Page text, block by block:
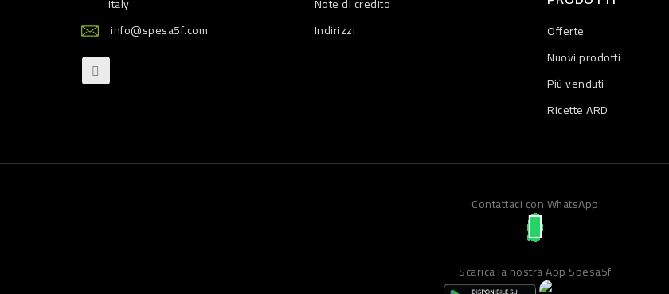
info@spesa5f.com
Indirizzi
Offerte
Nuovi prodotti
Più venduti
Ricette ARD
Contattaci con WhatsApp
Scarica la nostra App Spesa5f